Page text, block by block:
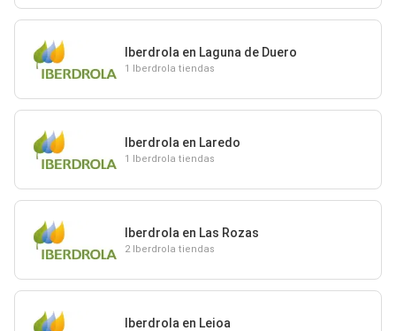
Iberdrola en Laguna de Duero
1 Iberdrola tiendas
Iberdrola en Laredo
1 Iberdrola tiendas
Iberdrola en Las Rozas
2 Iberdrola tiendas
Iberdrola en Leioa